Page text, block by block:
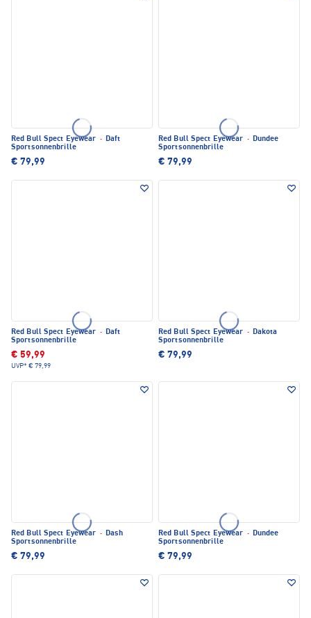
Red Bull Spect Eyewear · Daft
Sportsonnenbrille
€ 79,99
Red Bull Spect Eyewear · Dundee
Sportsonnenbrille
€ 79,99
Red Bull Spect Eyewear · Daft
Sportsonnenbrille
€ 59,99
UVP* € 79,99
Red Bull Spect Eyewear · Dakota
Sportsonnenbrille
€ 79,99
Red Bull Spect Eyewear · Dash
Sportsonnenbrille
€ 79,99
Red Bull Spect Eyewear · Dundee
Sportsonnenbrille
€ 79,99